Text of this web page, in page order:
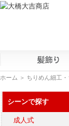
ホーム ＞ ちりめん細工
シーンで探す
成人式